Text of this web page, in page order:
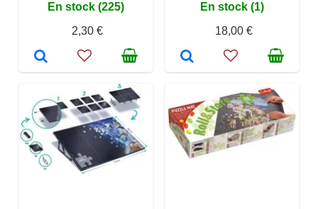
En stock (225)
2,30 €
En stock (1)
18,00 €